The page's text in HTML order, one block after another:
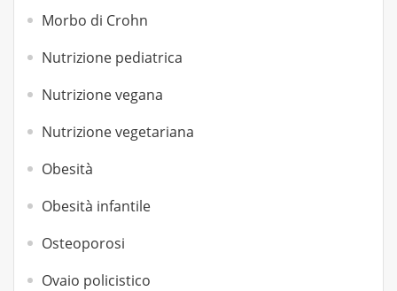
Morbo di Crohn
Nutrizione pediatrica
Nutrizione vegana
Nutrizione vegetariana
Obesità
Obesità infantile
Osteoporosi
Ovaio policistico